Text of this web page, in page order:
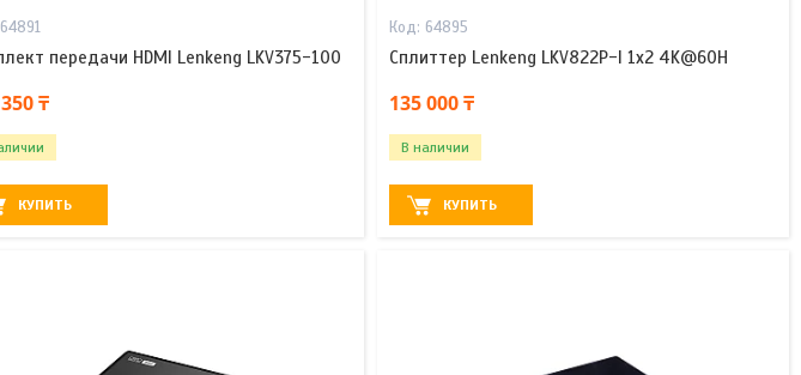
64891
передачи HDMI Lenkeng LKV375-100
₸
КУПИТЬ
64895
Сплиттер Lenkeng LKV822P-I 1x2 4K@60H
135 000 ₸
В наличии
КУПИТЬ